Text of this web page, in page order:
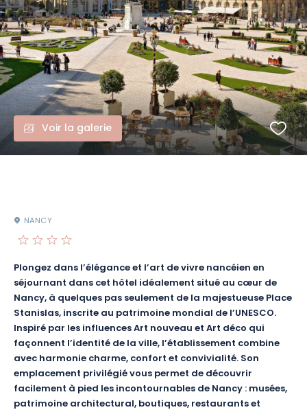
Voir la galerie
NANCY
Plongez dans l’élégance et l’art de vivre nancéien en
séjournant dans cet hôtel idéalement situé au cœur de
Nancy, à quelques pas seulement de la majestueuse Place
Stanislas, inscrite au patrimoine mondial de l’UNESCO.
Inspiré par les influences Art nouveau et Art déco qui
façonnent l’identité de la ville, l’établissement combine
avec harmonie charme, confort et convivialité. Son
emplacement privilégié vous permet de découvrir
facilement à pied les incontournables de Nancy : musées,
patrimoine architectural, boutiques, restaurants et